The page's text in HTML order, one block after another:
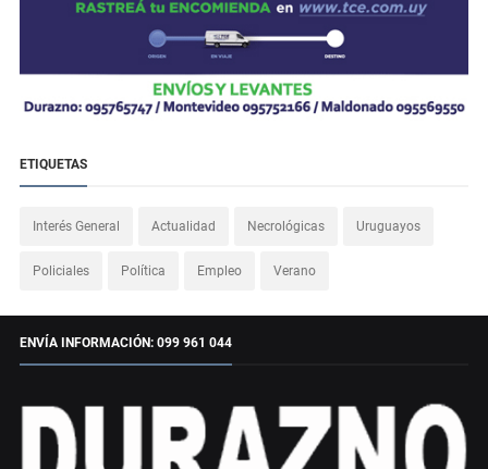
ETIQUETAS
Interés General Actualidad Necrológicas Uruguayos
Policiales Política Empleo Verano
ENVÍA INFORMACIÓN: 099 961 044